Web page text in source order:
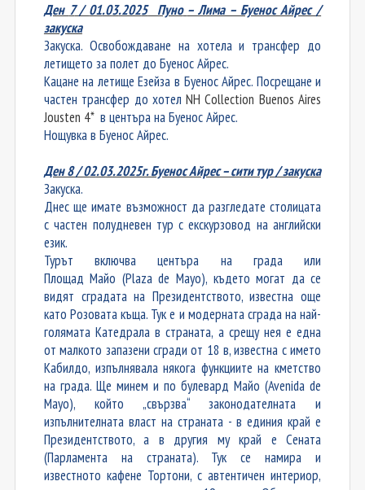
Ден 7 /01.03.2025Пуно – Лима – Буенос Айрес /
закуска
Закуска. Освобождаване на хотела и трансфер до
летището за полет до Буенос Айрес.
Кацане на летище Езейза в Буенос Айрес. Посрещане и
частен трансфер до хотел NH Collection Buenos Aires
Jousten 4* в центъра на Буенос Айрес.
Нощувка в Буенос Айрес.
Ден 8 / 02.03.2025г. Буенос Айрес – сити тур / закуска
Закуска.
Днес ще имате възможност да разгледате столицата
с частен полудневен тур с екскурзовод на английски
език.
Турът включва центъра на града или
ПлощадМайо (Plaza de Mayo), където могат да се
видят сградата на Президентството, известна още
като Розовата къща. Тук е и модерната сграда на най-
голямата Катедрала в страната, а срещу нея е една
от малкото запазени сгради от 18 в, известна с името
Кабилдо, изпълнявала някога функциите на кметство
на града. Ще минем и по булевард Майо (Avenida de
Mayo), който „свързва“ законодателната и
изпълнителната власт на страната - в единия край е
Президентството, а в другия му край е Сената
(Парламента на страната). Тук се намира и
известното кафене Тортони, с автентичен интериор,